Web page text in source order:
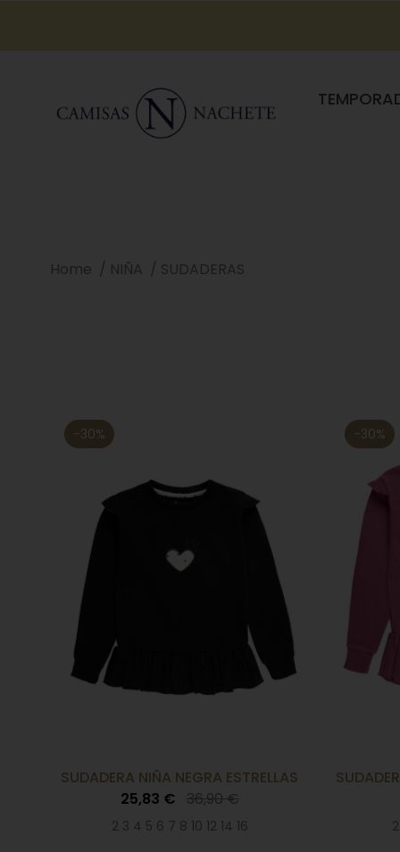
Home NIÑA SUDADERAS
-30%
SUDADERA NIÑA NEGRA ESTRELLAS
25,83 € 36,90 €
2 3 4 5 6 7 8 10 12 14 16
-30%